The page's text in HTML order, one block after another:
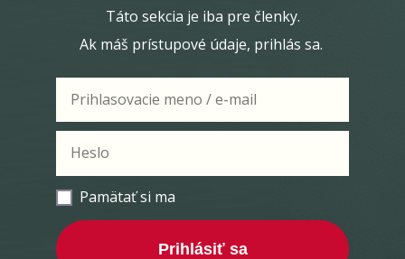
Táto sekcia je iba pre členky.
Ak máš prístupové údaje, prihlás sa.
Pamätať si ma
Prihlásiť sa